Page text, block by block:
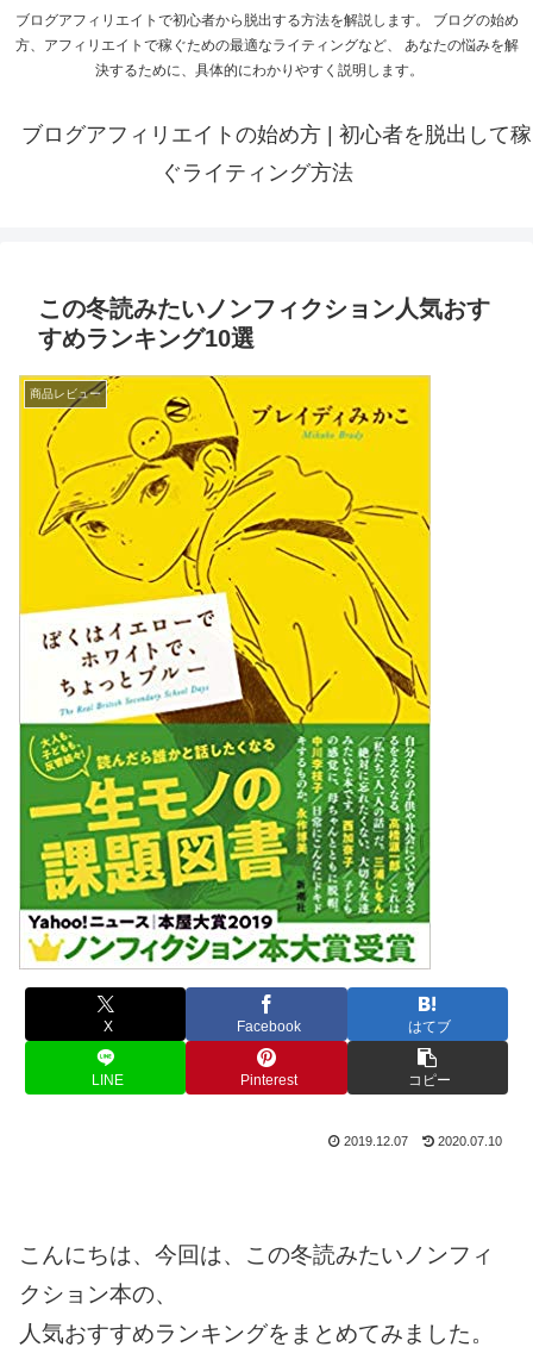
ブログアフィリエイトで初心者から脱出する方法を解説します。 ブログの始め
方、アフィリエイトで稼ぐための最適なライティングなど、 あなたの悩みを解
決するために、具体的にわかりやすく説明します。
ブログアフィリエイトの始め方 | 初心者を脱出して稼
ぐライティング方法
この冬読みたいノンフィクション人気おす
すめランキング10選
商品レビュー
X Facebook はてブ
LINE Pinterest コピー
2019.12.07 2020.07.10
こんにちは、今回は、この冬読みたいノンフィ
クション本の、
人気おすすめランキングをまとめてみました。